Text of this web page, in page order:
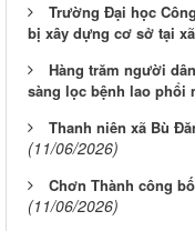
Trường Đại học
bị xây dựng cơ sở tại
Hàng trăm người
sàng lọc bệnh lao phổi
Thanh niên xã Bù
(11/06/2026)
Chơn Thành công
(11/06/2026)